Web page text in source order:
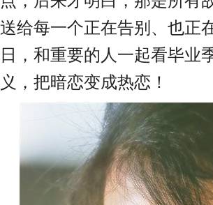
送给每一个正在告别、也正
日，和重要的人一起看毕业
义，把暗恋变成热恋！